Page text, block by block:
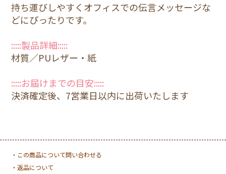
持ち運びしやすくオフィスでの伝言メッセージな
どにぴったりです。
:::::製品詳細:::::
材質／PUレザー・紙
:::::お届けまでの目安:::::
決済確定後、7営業日以内に出荷いたします
・この商品について問い合わせる
・返品について